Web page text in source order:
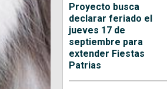
Proyecto busca
declarar feriado el
jueves 17 de
septiembre para
extender Fiestas
Patrias